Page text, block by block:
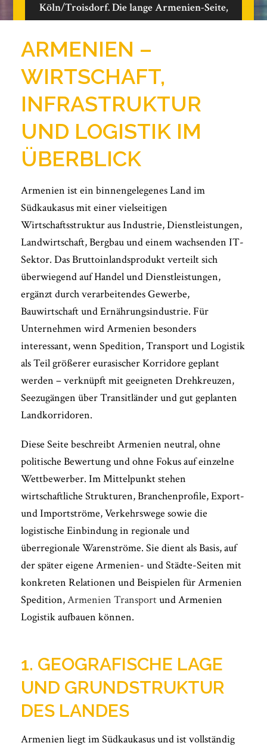
Köln/Troisdorf. Die lange Armenien-Seite,
die wir gebaut haben, kannst du genau mit
diesen SEO-Feldern verheiraten – das ist
dann rund.
ARMENIEN –
WIRTSCHAFT,
INFRASTRUKTUR
UND LOGISTIK IM
ÜBERBLICK
Armenien ist ein binnengelegenes Land im
Südkaukasus mit einer vielseitigen
Wirtschaftsstruktur aus Industrie, Dienstleistungen,
Landwirtschaft, Bergbau und einem wachsenden IT-
Sektor. Das Bruttoinlandsprodukt verteilt sich
überwiegend auf Handel und Dienstleistungen,
ergänzt durch verarbeitendes Gewerbe,
Bauwirtschaft und Ernährungsindustrie. Für
Unternehmen wird Armenien besonders
interessant, wenn Spedition, Transport und Logistik
als Teil größerer eurasischer Korridore geplant
werden – verknüpft mit geeigneten Drehkreuzen,
Seezugängen über Transitländer und gut geplanten
Landkorridoren.
Diese Seite beschreibt Armenien neutral, ohne
politische Bewertung und ohne Fokus auf einzelne
Wettbewerber. Im Mittelpunkt stehen
wirtschaftliche Strukturen, Branchenprofile, Export-
und Importströme, Verkehrswege sowie die
logistische Einbindung in regionale und
überregionale Warenströme. Sie dient als Basis, auf
der später eigene Armenien- und Städte-Seiten mit
konkreten Relationen und Beispielen für Armenien
Spedition,Armenien Transportund Armenien
Logistik aufbauen können.
1. GEOGRAFISCHE LAGE
UND GRUNDSTRUKTUR
DES LANDES
Armenien liegt im Südkaukasus und ist vollständig